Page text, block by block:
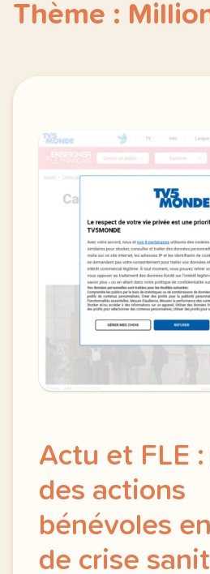
Thème :
Actu et FLE
des actions
bénévoles
de crise